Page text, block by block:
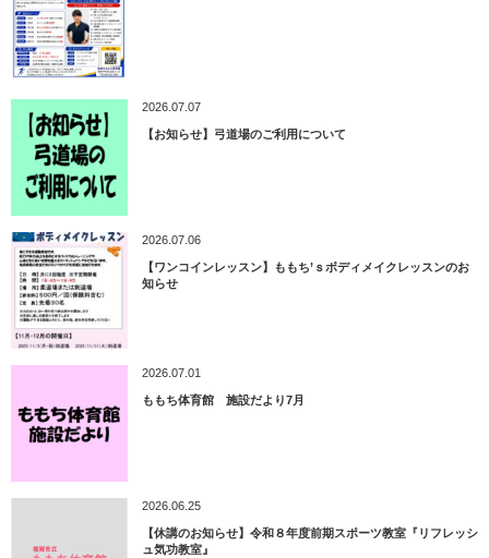
2026.07.07
【お知らせ】弓道場のご利用について
2026.07.06
【ワンコインレッスン】ももち’ｓボディメイクレッスンのお
知らせ
2026.07.01
ももち体育館 施設だより7月
2026.06.25
【休講のお知らせ】令和８年度前期スポーツ教室『リフレッシ
ュ気功教室』